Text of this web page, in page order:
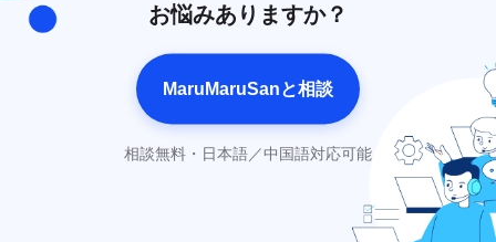
お悩みありますか？
MaruMaruSanと相談
相談無料・日本語／中国語対応可能